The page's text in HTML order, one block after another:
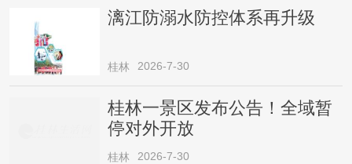
漓江防溺水防控体系再升级
桂林 2026-7-30
桂林一景区发布公告！全域暂
停对外开放
桂林 2026-7-30